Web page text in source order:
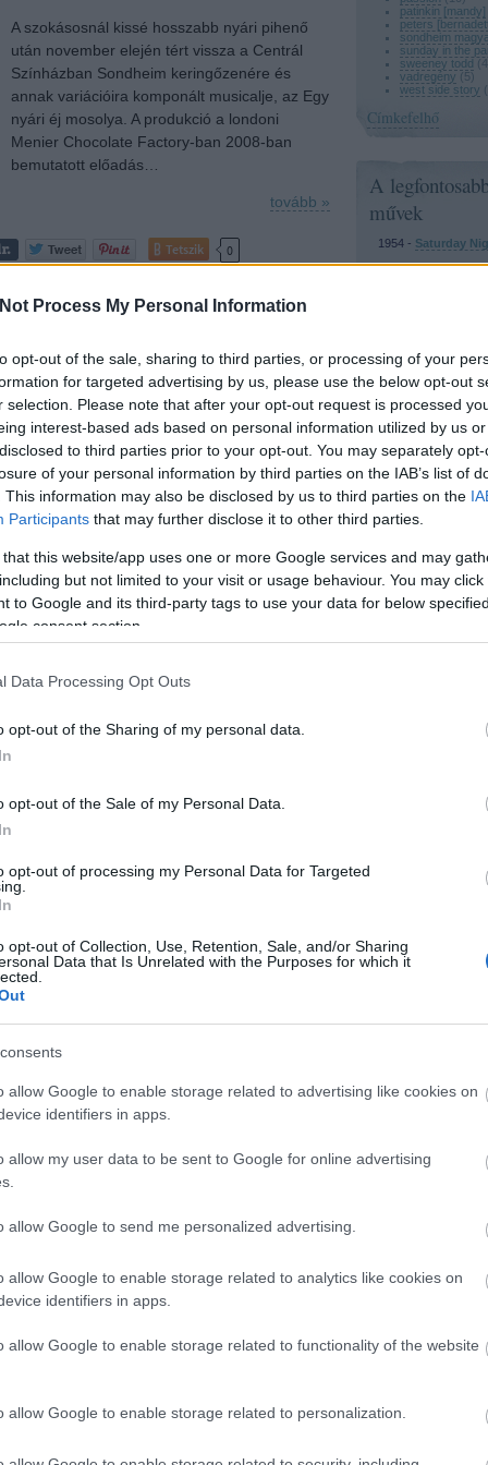
Process My Personal Information
opt-out of the sale, sharing to third parties, or processing of your
for targeted advertising by us, please use the below opt-out
selection. Please note that after your opt-out request is processed
interest-based ads based on personal information utilized by us
to third parties prior to your opt-out. You may separately
of your personal information by third parties on the IAB’s list of
This information may also be disclosed by us to third parties on the
Participants that may further disclose it to other third parties.
that this website/app uses one or more Google services and may
but not limited to your visit or usage behaviour. You may
to Google and its third-party tags to use your data for below
consent section.
Data Processing Opt Outs
opt-out of the Sharing of my personal data.
opt-out of the Sale of my Personal Data.
opt-out of processing my Personal Data for Targeted
opt-out of Collection, Use, Retention, Sale, and/or Sharing
Data that Is Unrelated with the Purposes for which it
allow Google to enable storage related to advertising like cookies on
identifiers in apps.
allow my user data to be sent to Google for online advertising
allow Google to send me personalized advertising.
allow Google to enable storage related to analytics like cookies on
identifiers in apps.
allow Google to enable storage related to functionality of the website
allow Google to enable storage related to personalization.
A szokásosnál kissé hosszabb nyári pihenő
után november elején tért vissza a Centrál
Színházban Sondheim keringőzenére és
annak variációira komponált musicalje, az Egy
nyári éj mosolya. A produkció a londoni
Menier Chocolate Factory-ban 2008-ban
bemutatott előadás…
tovább »
Tetszik 0
- Vidáman gördülünk
Egy Sondheim-előadás, amelyre még a hazai
színházi szakma is alig-alig emlékszik:
negyedszázaddal ezelőtt, 1987-ben a Pesti
Vigadóban tartották a Merrily We Roll Along
magyarországi premierjét Vidáman gördülünk
tovább címmel. A darab tulajdonképpen egy
magyarországon
- Míg csak új nap vár
A 2007-es, Művészetek Palotájában
koncert egyik részlete, a Míg csak új nap
vár (Not a Day Goes By), a Merrily We
előadásában. A dal magyar szövege ITT
található.
tovább »
magyarországon merrily we roll along
magyarul - Míg csak új nap
A Merrily We Roll Along című 1981-es
patinkin [mandy]
peters
sondheim
sunday in the
sweeney todd (
vadregény ( 5)
west side story (
Címkefelhő
A
művek
1954 - Saturday
1962 -A Funny
Way to the Forum
1964 -Anyone Can
Do I Hear a
Rodgers)
1970 -Company
1971 -Follies
1973 -A Little
1976- Pacific
Into The
The Stephen
Guide
The Stephen
Sondheim Notes
2015
2015 július
2014 június